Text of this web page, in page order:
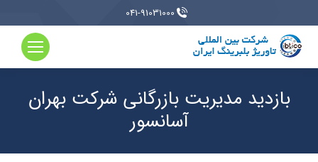
041-91031000
بازدید مدیریت بازرگانی شرکت بهران
آسانسور